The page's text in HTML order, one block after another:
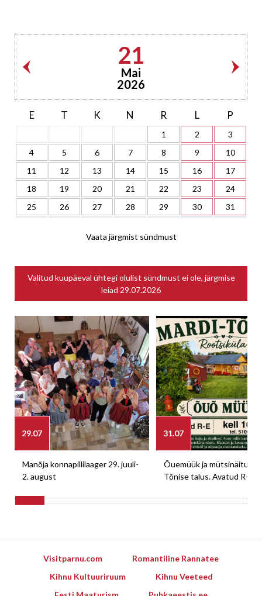
21
Mai
2026
E T K N R L P
1 2
3
4
5 6 7 8 9
10
11
12 13 14 15 16
17
18
19 20 21 22 23
24
25
26 27 28 29 30 31
Vaata järgmist sündmust
Valitud kuupäeval ühtegi olulist sündmust ei ole, järgmise
leiad 29.07.2026
29.07
Manõja konnapillilaager 29. juuli-
2. august
31.07
Õuemüük ja mütsinäitus
Tõnise talus. Avatud R-E
Visitparnu.com
Romantiline Rannatee
Kihnu Kultuuriruum
Kihnu Veeteed